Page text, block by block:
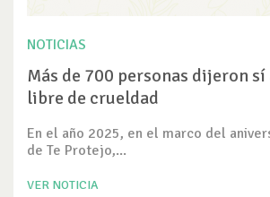
NOTICIAS
Más de 700 personas dijeron sí
libre de crueldad
En el año 2025, en el marco del
de Te Protejo,...
VER NOTICIA